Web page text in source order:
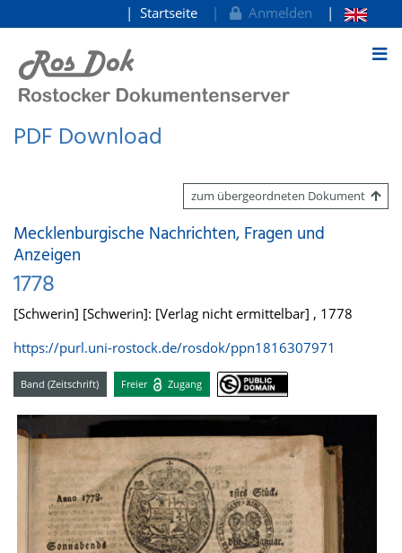
zum Inhalt
Startseite Anmelden
PDF Download
zum übergeordneten Dokument
Mecklenburgische Nachrichten, Fragen und
Anzeigen
1778
[Schwerin] [Schwerin]: [Verlag nicht ermittelbar] , 1778
https://purl.uni-rostock.de/rosdok/ppn1816307971
Band (Zeitschrift) Freier Zugang